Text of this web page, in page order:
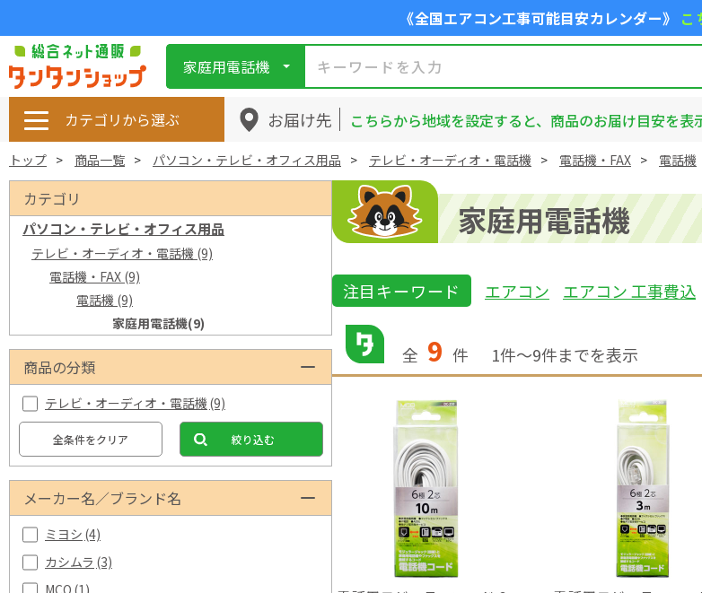
《全国エアコン工事可能目安カレンダー》 こ
家庭用電話機
カテゴリから選ぶ お届け先 こちらから地域を設定すると、商品のお届け目安を表
トップ 商品一覧 パソコン・テレビ・オフィス用品 テレビ・オーディオ・電話機 電話機・FAX 電話機
カテゴリ
パソコン・テレビ・オフィス用品
テレビ・オーディオ・電話機 (9)
電話機・FAX (9)
電話機 (9)
家庭用電話機(9)
商品の分類
テレビ・オーディオ・電話機 (9)
全条件をクリア 絞り込む
メーカー名／ブランド名
ミヨシ (4)
カシムラ (3)
MCO (1)
家庭用電話機
注目キーワード エアコン エアコン 工事費込
全 9 件 1件〜9件までを表示